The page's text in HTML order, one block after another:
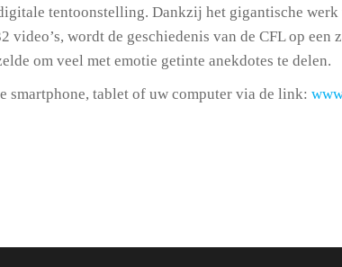
tentoonstelling. Dankzij het gigantische werk
wordt de geschiedenis van de CFL op
om veel met emotie getinte anekdotes te delen.
smartphone, tablet of uw computer via de link: